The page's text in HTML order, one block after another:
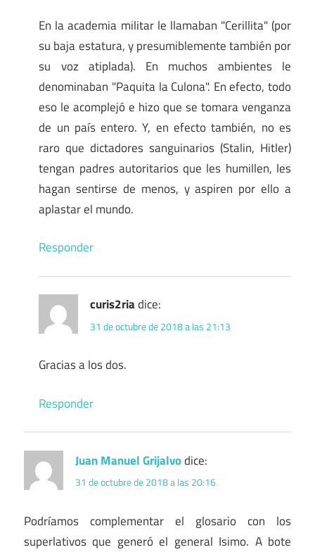
En la academia militar le llamaban "Cerillita" (por
su baja estatura, y presumiblemente también por
su voz atiplada). En muchos ambientes le
denominaban "Paquita la Culona". En efecto, todo
eso le acomplejó e hizo que se tomara venganza
de un país entero. Y, en efecto también, no es
raro que dictadores sanguinarios (Stalin, Hitler)
tengan padres autoritarios que les humillen, les
hagan sentirse de menos, y aspiren por ello a
aplastar el mundo.
Responder
curis2ria dice:
31 de octubre de 2018 a las 21:13
Gracias a los dos.
Responder
Juan Manuel Grijalvodice:
31 de octubre de 2018 a las 20:16
Podríamos complementar el glosario con los
superlativos que generó el general Isimo. A bote